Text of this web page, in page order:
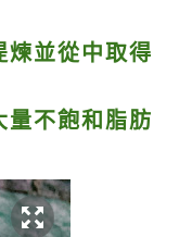
煉並從中取得
量不飽和脂肪